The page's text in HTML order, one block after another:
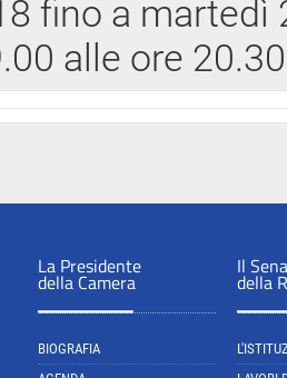
fino a
alle ore
La Presidente
della Camera
BIOGRAFIA
Il
della